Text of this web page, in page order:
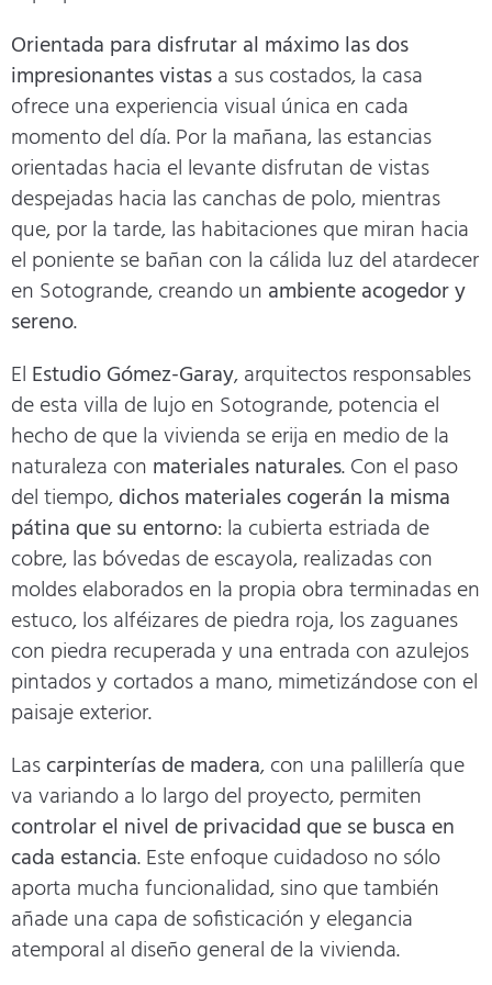
Orientada para disfrutar al máximo las dos
impresionantes vistasa sus costados, la casa
ofrece una experiencia visual única en cada
momento del día. Por la mañana, las estancias
orientadas hacia el levante disfrutan de vistas
despejadas hacia las canchas de polo, mientras
que, por la tarde, las habitaciones que miran hacia
el poniente se bañan con la cálida luz del atardecer
en Sotogrande, creando un ambiente acogedor y
sereno.
El Estudio Gómez-Garay, arquitectos responsables
de esta villa de lujo en Sotogrande, potencia el
hecho de que la vivienda se erija en medio de la
naturaleza con materiales naturales. Con el paso
del tiempo,dichos materiales cogerán la misma
pátina que su entorno: la cubierta estriada de
cobre, las bóvedas de escayola, realizadas con
moldes elaborados en la propia obra terminadas en
estuco, los alféizares de piedra roja, los zaguanes
con piedra recuperada y una entrada con azulejos
pintados y cortados a mano, mimetizándose con el
paisaje exterior.
Lascarpinterías de madera, con una palillería que
va variando a lo largo del proyecto, permiten
controlar el nivel de privacidad que se busca en
cada estancia. Este enfoque cuidadoso no sólo
aporta mucha funcionalidad, sino que también
añade una capa de sofisticación y elegancia
atemporal al diseño general de la vivienda.